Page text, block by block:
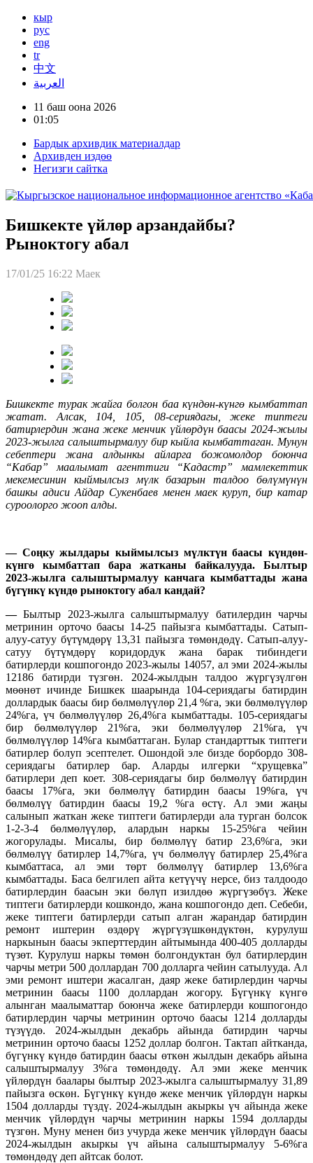
кыр
рус
eng
tr
中文
العربية
11 баш оона 2026
01:05
Бардык архивдик материалдар
Архивден издөө
Негизги сайтка
Бишкекте үйлөр арзандайбы?
Рыноктогу абал
17/01/25 16:22 Маек
Бишкекте турак жайга болгон баа күндөн-күнгө кымбаттап
жатат. Алсак, 104, 105, 08-сериядагы, жеке типтеги
батирлердин жана жеке менчик үйлөрдүн баасы 2024-жылы
2023-жылга салыштырмалуу бир кыйла кымбаттаган. Мунун
себептери жана алдынкы айларга божомолдор боюнча
“Кабар” маалымат агенттиги “Кадастр” мамлекеттик
мекемесинин кыймылсыз мүлк базарын талдоо бөлүмүнүн
башкы адиси Айдар Сукенбаев менен маек куруп, бир катар
суроолорго жооп алды.
— Соңку жылдары кыймылсыз мүлктүн баасы күндөн-
күнгө кымбаттап бара жатканы байкалууда. Былтыр
2023-жылга салыштырмалуу канчага кымбаттады жана
бүгүнкү күндө рыноктогу абал кандай?
—Былтыр 2023-жылга салыштырмалуу батилердин чарчы
метринин орточо баасы 14-25 пайызга кымбаттады. Сатып-
алуу-сатуу бүтүмдөрү 13,31 пайызга төмөндөдү. Сатып-алуу-
сатуу бүтүмдөрү коридордук жана барак тибиндеги
батирлерди кошпогондо 2023-жылы 14057, ал эми 2024-жылы
12186 батирди түзгөн. 2024-жылдын талдоо жүргүзүлгөн
мөөнөт ичинде Бишкек шаарында 104-сериядагы батирдин
доллардык баасы бир бөлмөлүүлөр 21,4 %га, эки бөлмөлүүлөр
24%га, үч бөлмөлүүлөр 26,4%га кымбаттады. 105-сериядагы
бир бөлмөлүүлөр 21%га, эки бөлмөлүүлөр 21%га, үч
бөлмөлүүлөр 14%га кымбаттаган. Булар стандарттык типтеги
батирлер болуп эсептелет. Ошондой эле бизде борбордо 308-
сериядагы батирлер бар. Аларды илгерки “хрущевка”
батирлери деп коет. 308-сериядагы бир бөлмөлүү батирдин
баасы 17%га, эки бөлмөлүү батирдин баасы 19%га, үч
бөлмөлүү батирдин баасы 19,2 %га өстү. Ал эми жаңы
салынып жаткан жеке типтеги батирлерди ала турган болсок
1-2-3-4 бөлмөлүүлөр, алардын наркы 15-25%га чейин
жогорулады. Мисалы, бир бөлмөлүү батир 23,6%га, эки
бөлмөлүү батирлер 14,7%га, үч бөлмөлүү батирлер 25,4%га
кымбаттаса, ал эми төрт бөлмөлүү батирлер 13,6%га
кымбаттады. Баса белгилеп айта кетүүчү нерсе, биз талдоодо
батирлердин баасын эки бөлүп изилдөө жүргүзөбүз. Жеке
типтеги батирлерди кошкондо, жана кошпогондо деп. Себеби,
жеке типтеги батирлерди сатып алган жарандар батирдин
ремонт иштерин өздөрү жүргүзүшкөндүктөн, курулуш
наркынын баасы экперттердин айтымында 400-405 долларды
түзөт. Курулуш наркы төмөн болгондуктан бул батирлердин
чарчы метри 500 доллардан 700 долларга чейин сатылууда. Ал
эми ремонт иштери жасалган, даяр жеке батирлердин чарчы
метринин баасы 1100 доллардан жогору. Бүгүнкү күнгө
алынган маалыматтар боюнча жеке батирлерди кошпогондо
батирлердин чарчы метринин орточо баасы 1214 долларды
түзүүдө. 2024-жылдын декабрь айында батирдин чарчы
метринин орточо баасы 1252 доллар болгон. Тактап айтканда,
бүгүнкү күндө батирдин баасы өткөн жылдын декабрь айына
салыштырмалуу 3%га төмөндөдү. Ал эми жеке менчик
үйлөрдүн баалары былтыр 2023-жылга салыштырмалуу 31,89
пайызга өскөн. Бүгүнкү күндө жеке менчик үйлөрдүн наркы
1504 долларды түздү. 2024-жылдын акыркы үч айында жеке
менчик үйлөрдүн чарчы метринин наркы 1594 долларды
түзгөн. Муну менен биз учурда жеке менчик үйлөрдүн баасы
2024-жылдын акыркы үч айына салыштырмалуу 5-6%га
төмөндөдү деп айтсак болот.